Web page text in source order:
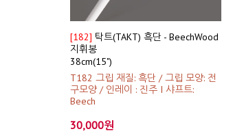
[182] 탁트(TAKT) 흑단 - BeechWood
지휘봉
38cm(15")
T182 그립 재질: 흑단 / 그립 모양: 전
구모양 / 인레이 : 진주 I 샤프트:
Beech
30,000원